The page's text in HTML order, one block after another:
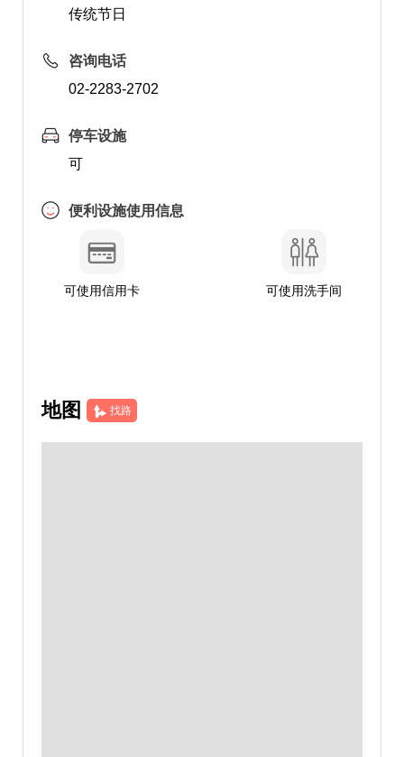
传统节日
咨询电话
02-2283-2702
停车设施
可
便利设施使用信息
可使用信用卡 可使用洗手间
地图 找路